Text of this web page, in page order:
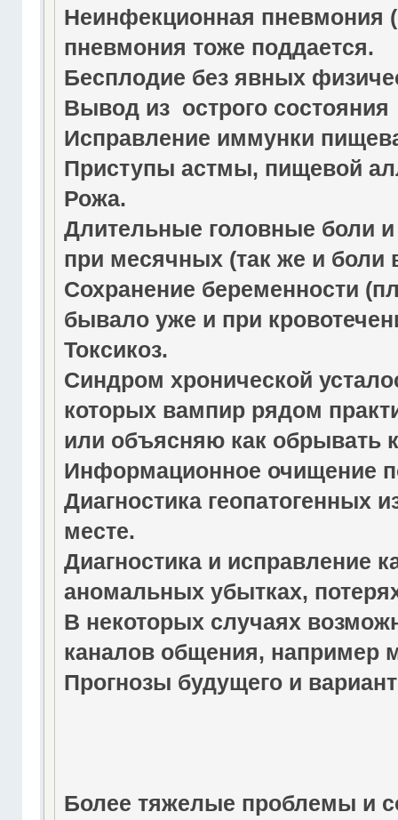
Неинфекционная пневмония
пневмония тоже поддается.
Бесплодие без явных
Вывод из острого
Исправление иммунки
Приступы астмы, пищевой
Рожа.
Длительные головные боли
при месячных (так же и боли
Сохранение беременности
бывало уже и при
Токсикоз.
Синдром хронической
которых вампир рядом
или объясняю как обрывать
Информационное очищение
Диагностика геопатогенных
месте.
Диагностика и исправление
аномальных убытках,
В некоторых случаях
каналов общения, например
Прогнозы будущего и
Более тяжелые проблемы и